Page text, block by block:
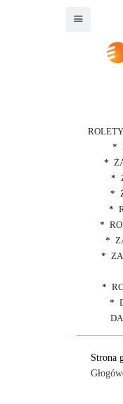
ROLETY
Strona